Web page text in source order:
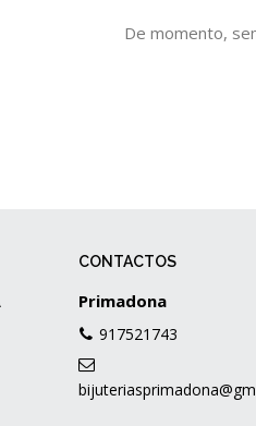
De momento,
CONTACTOS
Primadona
917521743